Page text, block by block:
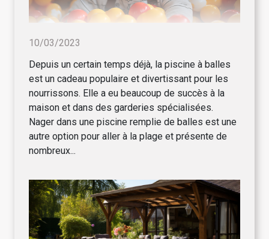
10/03/2023
Depuis un certain temps déjà, la piscine à balles
est un cadeau populaire et divertissant pour les
nourrissons. Elle a eu beaucoup de succès à la
maison et dans des garderies spécialisées.
Nager dans une piscine remplie de balles est une
autre option pour aller à la plage et présente de
nombreux...